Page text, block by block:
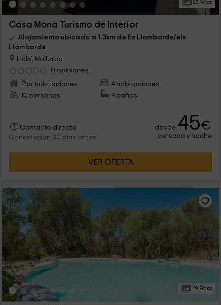
25 Fotos
Casa Mona Turismo de Interior
Alojamiento ubicado a 1.3km de Es Llombards/els
Llombards
Llubí, Mallorca
0 opiniones
Por habitaciones
4 habitaciones
10 personas
4 baños
Contacto directo
Cancelación 30 días antes
desde 45€
persona y noche
VER OFERTA
49 Fotos